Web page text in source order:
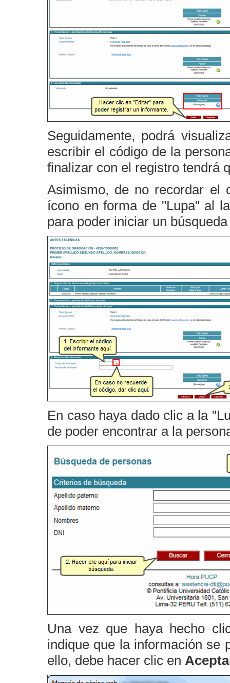
Seguidamente, podrá
escribir el código de la
finalizar con el registro tendrá
Asimismo, de no recordar el
ícono en forma de "Lupa" al
para poder iniciar un
En caso haya dado clic a la
de poder encontrar a la
Una vez que haya hecho
indique que la información se
ello, debe hacer clic en